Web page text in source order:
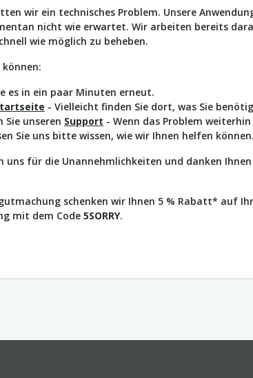
wir ein technisches Problem. Unsere
nicht wie erwartet. Wir arbeiten bereits
wie möglich zu beheben.
es in ein paar Minuten erneut.
- Vielleicht finden Sie dort, was Sie
unseren Support - Wenn das Problem weiterhin
Sie uns bitte wissen, wie wir Ihnen helfen können.
uns für die Unannehmlichkeiten und danken
schenken wir Ihnen 5 % Rabatt* auf
mit dem Code 5SORRY.